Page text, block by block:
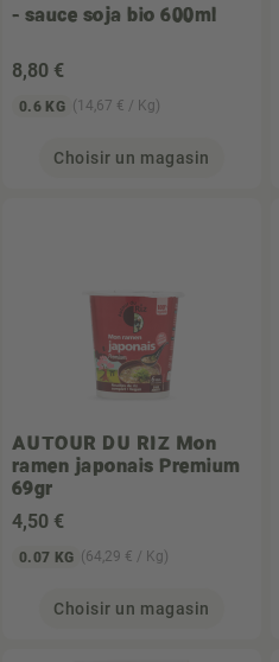
- sauce soja bio 600ml
8,80 €
0.6 KG (14,67 € / Kg)
Choisir un magasin
AUTOUR DU RIZ Mon
ramen japonais Premium
69gr
4,50 €
0.07 KG (64,29 € / Kg)
Choisir un magasin